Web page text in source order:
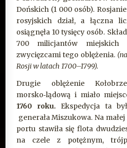
Dońskich (1 000 osób).
rosyjskich dział, a łączna
osiągnęła 10 tysięcy osób.
700 milicjantów
zwycięzcami tego oblężenia.
Rosji w latach 1700–1799).
Drugie oblężenie
morsko‑lądową i miało
1760 roku. Ekspedycja ta
generała Miszukowa. Na
portu stawiła się flota
na czele z potężnym,